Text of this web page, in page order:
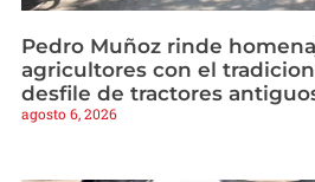
Pedro Muñoz rinde
agricultores con el
desfile de tractores
agosto 6, 2026